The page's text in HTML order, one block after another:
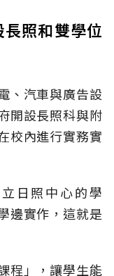
照和雙學位
、汽車與廣告設
開設長照科與附
校內進行實務實
日照中心的學
邊實作，這就是
程」，讓學生能